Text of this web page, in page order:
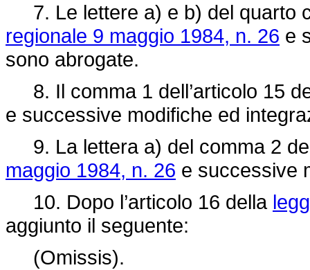
7. Le lettere a) e b) del quarto
regionale 9 maggio 1984, n. 26 e
sono abrogate.
8. Il comma 1 dell’articolo 15
e successive modifiche ed
9. La lettera a) del comma 2
maggio 1984, n. 26 e successive
10. Dopo l’articolo 16 della
aggiunto il seguente:
(Omissis).